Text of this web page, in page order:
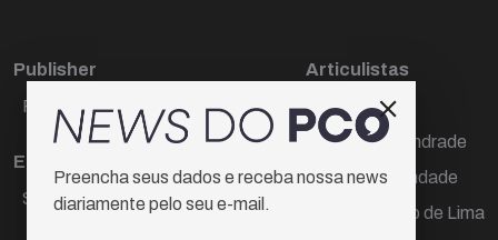
Publisher
Paulo Cesar de Oliveira
Editora Chefe
Sueli Cotta
Articulistas
Décio Freire
Dr Marcos Andrade
Hamilton Trindade
Igor Carvalho de Lima
Preencha seus dados e receba nossa news
diariamente pelo seu e-mail.